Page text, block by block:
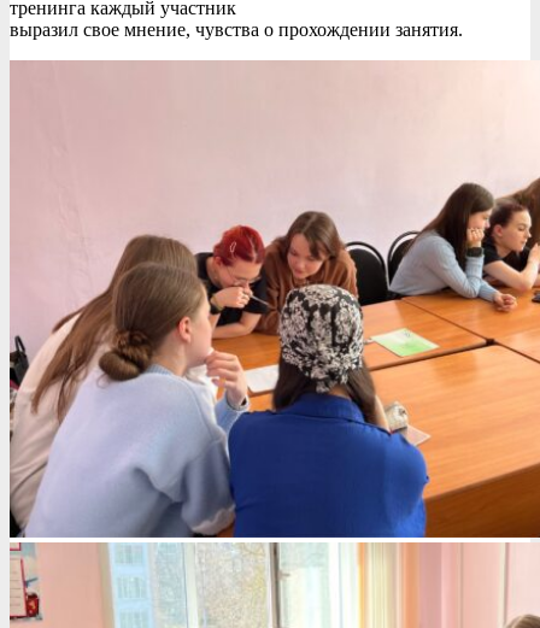
тренинга каждый участник
выразил свое мнение, чувства о прохождении занятия.